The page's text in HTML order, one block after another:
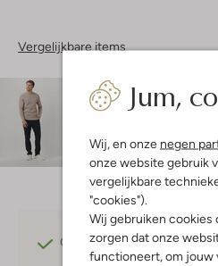
Jum,
Wij, en onze negen
onze website gebruik
vergelijkbare
"cookies").
Wij gebruiken cookies
zorgen dat onze
functioneert, om jouw
Vergelijkbare items
Maatadvies
Laurens is 1 meter 83
Gratis verzendingvanaf